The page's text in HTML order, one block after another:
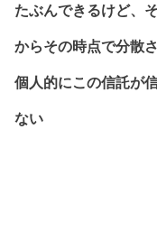
たぶんできるけど、
からその時点で分散
個人的にこの信託が
ない